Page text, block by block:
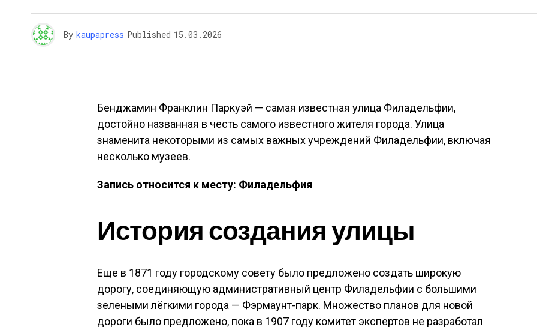
By kaupapress Published 15.03.2026
Бенджамин Франклин Паркуэй — самая известная улица Филадельфии,
достойно названная в честь самого известного жителя города. Улица
знаменита некоторыми из самых важных учреждений Филадельфии, включая
несколько музеев.
Запись относится к месту: Филадельфия
История создания улицы
Еще в 1871 году городскому совету было предложено создать широкую
дорогу, соединяющую административный центр Филадельфии с большими
зелеными лёгкими города — Фэрмаунт-парк. Множество планов для новой
дороги было предложено, пока в 1907 году комитет экспертов не разработал